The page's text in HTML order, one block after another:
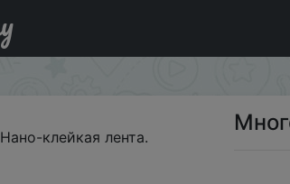
Нано-клейкая лента.